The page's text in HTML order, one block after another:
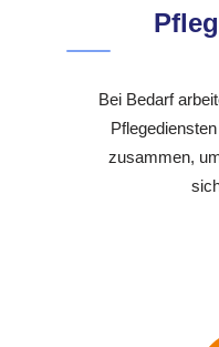
Bei Bedarf
zusammen,